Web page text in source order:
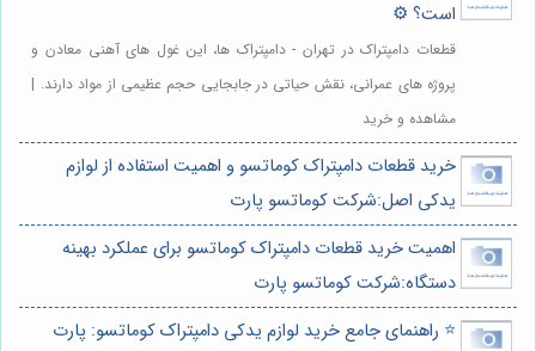
است؟ ⚙️
قطعات دامپتراک در تهران - دامپتراک ها، این غول های آهنی معادن و
پروژه های عمرانی، نقش حیاتی در جابجایی حجم عظیمی از مواد دارند. |
مشاهده و خرید
خرید قطعات دامپتراک کوماتسو و اهمیت استفاده از لوازم
یدکی اصل:شرکت کوماتسو پارت
اهمیت خرید قطعات دامپتراک کوماتسو برای عملکرد بهینه
دستگاه:شرکت کوماتسو پارت
⭐️ راهنمای جامع خرید لوازم یدکی دامپتراک کوماتسو: پارت